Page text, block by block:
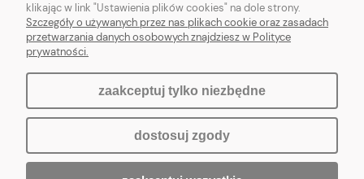
pokaż pełną wersję strony
Sklep internetowy Shoper.pl
klikając w link "Ustawienia plików cookies" na dole strony.
Szczegóły o używanych przez nas plikach cookie oraz zasadach
przetwarzania danych osobowych znajdziesz w Polityce
prywatności.
zaakceptuj tylko niezbędne
dostosuj zgody